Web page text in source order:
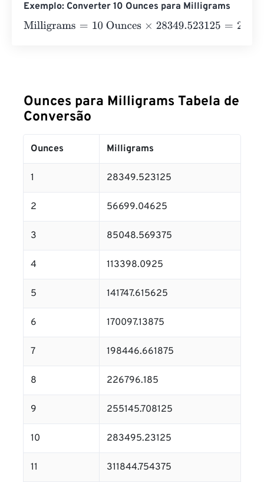
Exemplo: Converter 10 Ounces para Milligrams
Milligrams=10 Ounces×28349.523125=283495.23125
Ounces para Milligrams Tabela de
Conversão
Ounces Milligrams
1 28349.523125
2 56699.04625
3 85048.569375
4 113398.0925
5 141747.615625
6 170097.13875
7 198446.661875
8 226796.185
9 255145.708125
10 283495.23125
11 311844.754375